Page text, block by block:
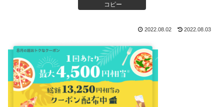
コピー
2022.08.02 2022.08.03